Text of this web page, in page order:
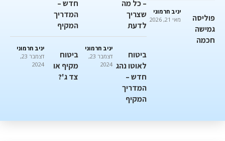
פוליסה
גמישה
חכמה
יניב חרמוני
מאי 21, 2026
– כל מה
שצריך
לדעת
ביטוח
לאוטו נהג
חדש –
המדריך
המקיף
יניב חרמוני
דצמבר 23,
2024
חדש –
המדריך
המקיף
ביטוח
מקיף או
צד ג'?
יניב חרמוני
דצמבר 23,
2024